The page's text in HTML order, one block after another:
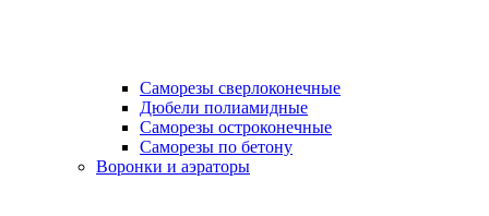
Саморезы сверлоконечные
Дюбели полиамидные
Саморезы остроконечные
Саморезы по бетону
Воронки и аэраторы